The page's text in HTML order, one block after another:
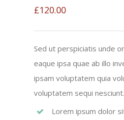
£120.00
Sed ut perspiciatis unde
eaque ipsa quae ab illo
ipsam voluptatem quia
voluptatem sequi nesciunt.
Lorem ipsum dolor